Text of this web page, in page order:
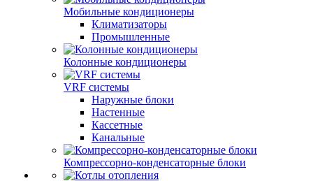
Мобильные кондиционеры
Климатизаторы
Промышленные
Колонные кондиционеры
VRF системы
Наружные блоки
Настенные
Кассетные
Канальные
Компрессорно-конденсаторные блоки